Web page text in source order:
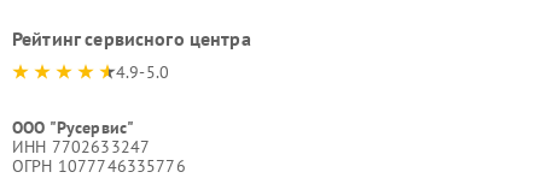
Рейтинг сервисного центра
4.9-5.0
ООО "Русервис"
ИНН 7702633247
ОГРН 1077746335776